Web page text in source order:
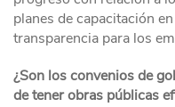
planes de capacitación
transparencia para los
¿Son los convenios de
de tener obras públicas